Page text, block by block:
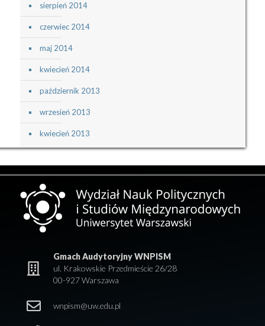
sierpień 2014
czerwiec 2014
maj 2014
kwiecień 2014
październik 2013
wrzesień 2013
kwiecień 2013
Gmach Audytoryjny WNPISM
ul. Krakowskie Przedmieście 26/28
00-927 Warszawa
wnpism@uw.edu.pl